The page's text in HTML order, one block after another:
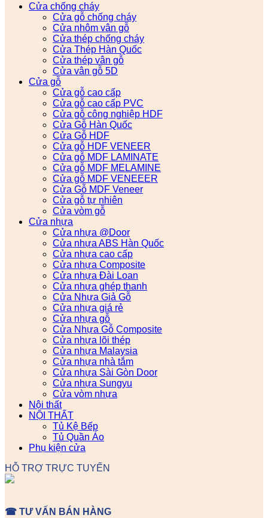
Cửa chống cháy
Cửa gỗ chống cháy
Cửa nhôm vân gỗ
Cửa thép chống cháy
Cửa Thép Hàn Quốc
Cửa thép vân gỗ
Cửa vân gỗ 5D
Cửa gỗ
Cửa gỗ cao cấp
Cửa gỗ cao cấp PVC
Cửa gỗ công nghiệp HDF
Cửa Gỗ Hàn Quốc
Cửa Gỗ HDF
Cửa gỗ HDF VENEER
Cửa gỗ MDF LAMINATE
Cửa gỗ MDF MELAMINE
Cửa gỗ MDF VENEEER
Cửa Gỗ MDF Veneer
Cửa gỗ tự nhiên
Cửa vòm gỗ
Cửa nhựa
Cửa nhựa @Door
Cửa nhựa ABS Hàn Quốc
Cửa nhựa cao cấp
Cửa nhựa Composite
Cửa nhựa Đài Loan
Cửa nhựa ghép thanh
Cửa Nhựa Giả Gỗ
Cửa nhựa giá rẻ
Cửa nhựa gỗ
Cửa Nhựa Gỗ Composite
Cửa nhựa lõi thép
Cửa nhựa Malaysia
Cửa nhựa nhà tắm
Cửa nhựa Sài Gòn Door
Cửa nhựa Sungyu
Cửa vòm nhựa
Nội thất
NỘI THẤT
Tủ Kệ Bếp
Tủ Quần Áo
Phụ kiện cửa
HỖ TRỢ TRỰC TUYẾN
☎ TƯ VẤN BÁN HÀNG